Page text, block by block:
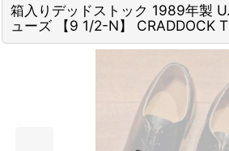
箱入りデッドストック 1989年製
ューズ 【9 1/2-N】 CRADDOCK